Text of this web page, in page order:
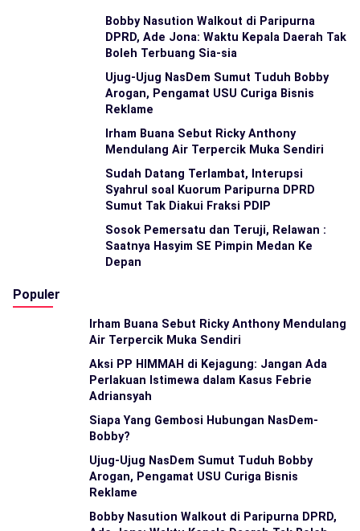
Bobby Nasution Walkout di Paripurna
DPRD, Ade Jona: Waktu Kepala Daerah Tak
Boleh Terbuang Sia-sia
Ujug-Ujug NasDem Sumut Tuduh Bobby
Arogan, Pengamat USU Curiga Bisnis
Reklame
Irham Buana Sebut Ricky Anthony
Mendulang Air Terpercik Muka Sendiri
Sudah Datang Terlambat, Interupsi
Syahrul soal Kuorum Paripurna DPRD
Sumut Tak Diakui Fraksi PDIP
Sosok Pemersatu dan Teruji, Relawan :
Saatnya Hasyim SE Pimpin Medan Ke
Depan
Populer
Irham Buana Sebut Ricky Anthony Mendulang
Air Terpercik Muka Sendiri
Aksi PP HIMMAH di Kejagung: Jangan Ada
Perlakuan Istimewa dalam Kasus Febrie
Adriansyah
Siapa Yang Gembosi Hubungan NasDem-
Bobby?
Ujug-Ujug NasDem Sumut Tuduh Bobby
Arogan, Pengamat USU Curiga Bisnis
Reklame
Bobby Nasution Walkout di Paripurna DPRD,